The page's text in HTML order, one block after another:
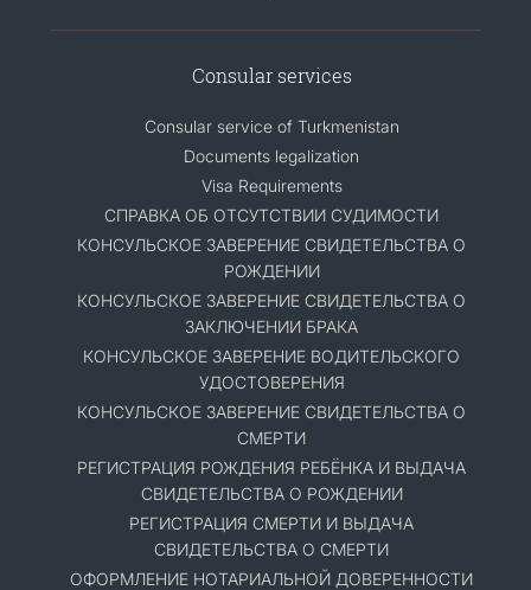
Consular services
Consular service of Turkmenistan
Documents legalization
Visa Requirements
СПРАВКА ОБ ОТСУТСТВИИ СУДИМОСТИ
КОНСУЛЬСКОЕ ЗАВЕРЕНИЕ СВИДЕТЕЛЬСТВА О
РОЖДЕНИИ
КОНСУЛЬСКОЕ ЗАВЕРЕНИЕ СВИДЕТЕЛЬСТВА О
ЗАКЛЮЧЕНИИ БРАКА
КОНСУЛЬСКОЕ ЗАВЕРЕНИЕ ВОДИТЕЛЬСКОГО
УДОСТОВЕРЕНИЯ
КОНСУЛЬСКОЕ ЗАВЕРЕНИЕ СВИДЕТЕЛЬСТВА О
СМЕРТИ
РЕГИСТРАЦИЯ РОЖДЕНИЯ РЕБЁНКА И ВЫДАЧА
СВИДЕТЕЛЬСТВА О РОЖДЕНИИ
РЕГИСТРАЦИЯ СМЕРТИ И ВЫДАЧА
СВИДЕТЕЛЬСТВА О СМЕРТИ
ОФОРМЛЕНИЕ НОТАРИАЛЬНОЙ ДОВЕРЕННОСТИ